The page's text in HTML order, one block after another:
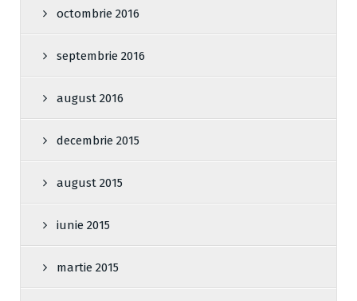
octombrie 2016
septembrie 2016
august 2016
decembrie 2015
august 2015
iunie 2015
martie 2015